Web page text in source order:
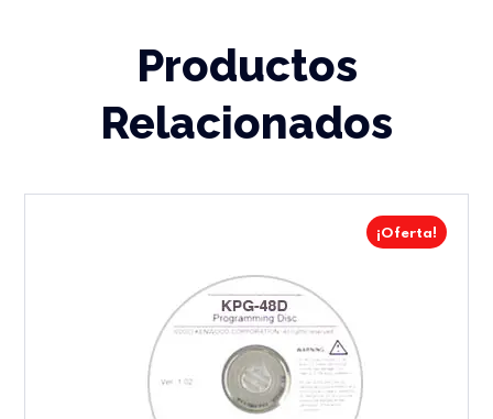
Productos
Relacionados
¡Oferta!